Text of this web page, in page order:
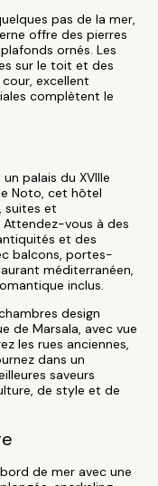
pas de la mer,
offre des pierres
ornés. Les
sur le toit et des
excellent
complètent le
palais du XVIIIe
Noto, cet hôtel
suites et
vous à des
et des
balcons, portes-
méditerranéen,
inclus.
design
de Marsala, avec vue
les rues anciennes,
dans un
saveurs
de style et de
de mer avec une